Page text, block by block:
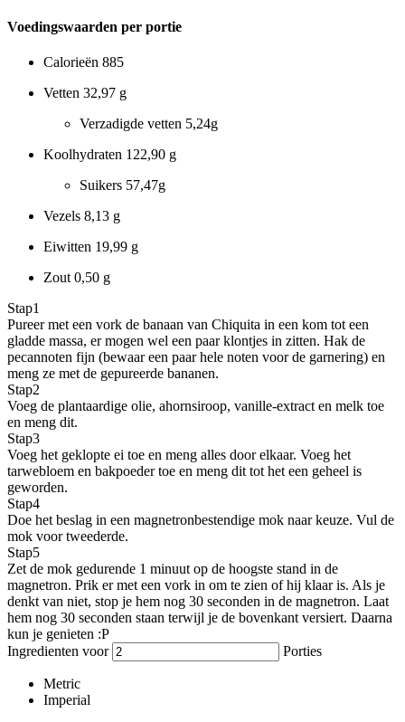
Voedingswaarden per portie
Calorieën 885
Vetten 32,97 g
Verzadigde vetten 5,24g
Koolhydraten 122,90 g
Suikers 57,47g
Vezels 8,13 g
Eiwitten 19,99 g
Zout 0,50 g
Stap1
Pureer met een vork de banaan van Chiquita in een kom tot een
gladde massa, er mogen wel een paar klontjes in zitten. Hak de
pecannoten fijn (bewaar een paar hele noten voor de garnering) en
meng ze met de gepureerde bananen.
Stap2
Voeg de plantaardige olie, ahornsiroop, vanille-extract en melk toe
en meng dit.
Stap3
Voeg het geklopte ei toe en meng alles door elkaar. Voeg het
tarwebloem en bakpoeder toe en meng dit tot het een geheel is
geworden.
Stap4
Doe het beslag in een magnetronbestendige mok naar keuze. Vul de
mok voor tweederde.
Stap5
Zet de mok gedurende 1 minuut op de hoogste stand in de
magnetron. Prik er met een vork in om te zien of hij klaar is. Als je
denkt van niet, stop je hem nog 30 seconden in de magnetron. Laat
hem nog 30 seconden staan terwijl je de bovenkant versiert. Daarna
kun je genieten :P
Ingredienten voor
Porties
Metric
Imperial